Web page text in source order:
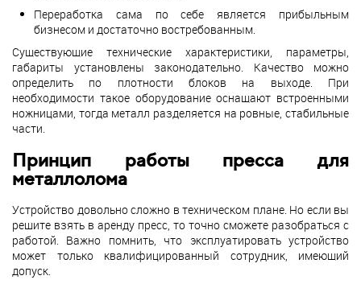
Переработка сама по себе является прибыльным
бизнесом и достаточно востребованным.
Существующие технические характеристики, параметры,
габариты установлены законодательно. Качество можно
определить по плотности блоков на выходе. При
необходимости такое оборудование оснащают встроенными
ножницами, тогда металл разделяется на ровные, стабильные
части.
Принцип работы пресса для
металлолома
Устройство довольно сложно в техническом плане. Но если вы
решите взять в аренду пресс, то точно сможете разобраться с
работой. Важно помнить, что эксплуатировать устройство
может только квалифицированный сотрудник, имеющий
допуск.